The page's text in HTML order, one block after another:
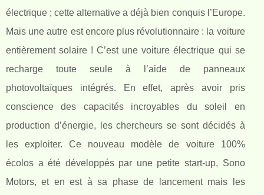
électrique ; cette alternative a déjà bien conquis l’Europe.
Mais une autre est encore plus révolutionnaire : la voiture
entièrement solaire ! C’est une voiture électrique qui se
recharge toute seule à l’aide de panneaux
photovoltaïques intégrés. En effet, après avoir pris
conscience des capacités incroyables du soleil en
production d’énergie, les chercheurs se sont décidés à
les exploiter. Ce nouveau modèle de voiture 100%
écolos a été développés par une petite start-up, Sono
Motors, et en est à sa phase de lancement mais les